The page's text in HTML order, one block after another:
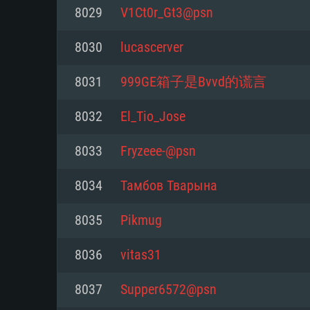
Mínimo
77XX / NVIDIA GeForce GTX
mínima suportada: 720p
Network: Internet de banda larga.
Mínimo
mais recente
Processador: Core i5 2.2GHz
não suportado)
Memória: 6 GB
Placa Gráfica: Intel Iris Pro 5200
mínima suportada: 720p com
Mínimo
do Linux de 64bit
Processador: Dual-Core 2.4 GHz
Memória: 4 GB
Placa Gráfica: NVIDIA 660 com
recentes (não mais de 6
Vulkan (não mais de 6 meses);
8029 V1Ct0r_Gt3@psn
8030 lucascerver
8031 999GE箱子是Bvvd的谎言
8032 El_Tio_Jose
8033 Fryzeee-@psn
8034 Тамбов Тварына
8035 Pikmug
8036 vitas31
8037 Supper6572@psn